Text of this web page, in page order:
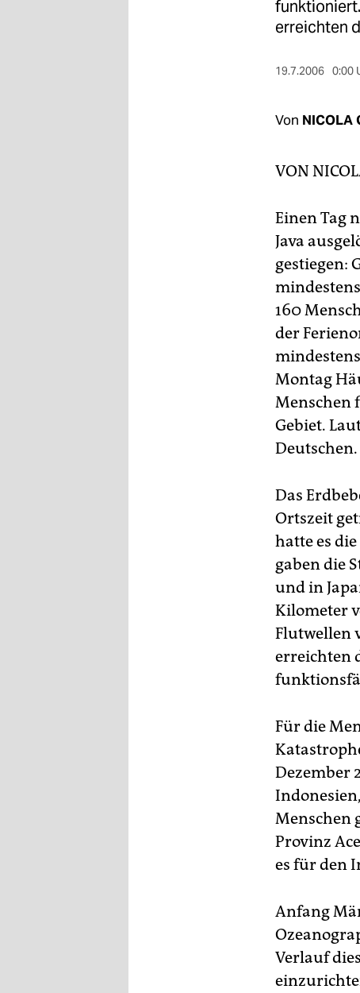
erreichten
19.7.2006 0:00
Von NICOLA
VON
Einen Tag
Java
gestiegen:
160
der
Montag
Menschen
Gebiet.
Deutschen.
Das
Ortszeit
hatte es
gaben die
und in
Kilometer
Flutwellen
erreichten
Für die
Dezember
Menschen
Provinz
es für den
Anfang
Verlauf